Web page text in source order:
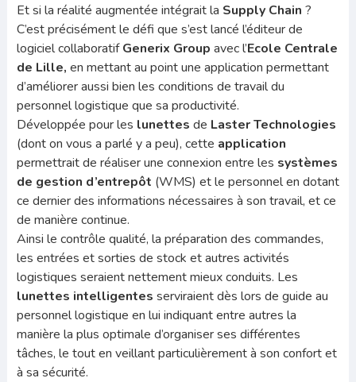
Et si la réalité augmentée intégrait la Supply Chain ?
C’est précisément le défi que s’est lancé l’éditeur de
logiciel collaboratifGenerix Group avec l’Ecole Centrale
de Lille, en mettant au point une application permettant
d’améliorer aussi bien les conditions de travail du
personnel logistique que sa productivité.
Développée pour les lunettes de Laster Technologies
(dont on vous a parlé y a peu), cette application
permettrait de réaliser une connexion entre les systèmes
de gestion d’entrepôt (WMS) et le personnel en dotant
ce dernier des informations nécessaires à son travail, et ce
de manière continue.
Ainsi le contrôle qualité, la préparation des commandes,
les entrées et sorties de stock et autres activités
logistiques seraient nettement mieux conduits. Les
lunettes intelligentes serviraient dès lors de guide au
personnel logistique en lui indiquant entre autres la
manière la plus optimale d’organiser ses différentes
tâches, le tout en veillant particulièrement à son confort et
à sa sécurité.